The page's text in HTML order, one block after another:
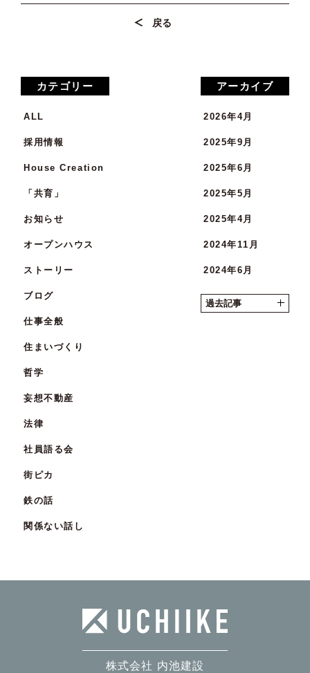
戻る
カテゴリー
ALL
採用情報
House Creation
「共育」
お知らせ
オープンハウス
ストーリー
ブログ
仕事全般
住まいづくり
哲学
妄想不動産
法律
社員語る会
街ピカ
鉄の話
関係ない話し
アーカイブ
2026年4月
2025年9月
2025年6月
2025年5月
2025年4月
2024年11月
2024年6月
2024年5月
2022年9月
2022年8月
過去記事
株式会社 内池建設